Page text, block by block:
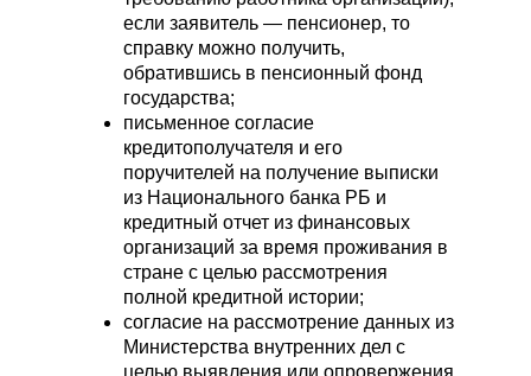
если заявитель — пенсионер, то
справку можно получить,
обратившись в пенсионный фонд
государства;
письменное согласие
кредитополучателя и его
поручителей на получение выписки
из Национального банка РБ и
кредитный отчет из финансовых
организаций за время проживания в
стране с целью рассмотрения
полной кредитной истории;
согласие на рассмотрение данных из
Министерства внутренних дел с
Оставьте заявку, и мы свяжемся с
Вами в ближайшее время
ВСЕГДА НА СВЯЗИ,
ЧТОБЫ ВАМ ПОМОЧЬ